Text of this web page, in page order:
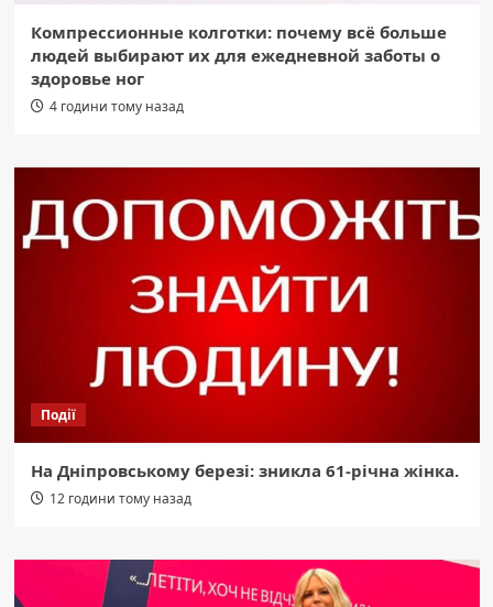
Компрессионные колготки: почему всё больше
людей выбирают их для ежедневной заботы о
здоровье ног
4 години тому назад
Події
На Дніпровському березі: зникла 61-річна жінка.
12 години тому назад